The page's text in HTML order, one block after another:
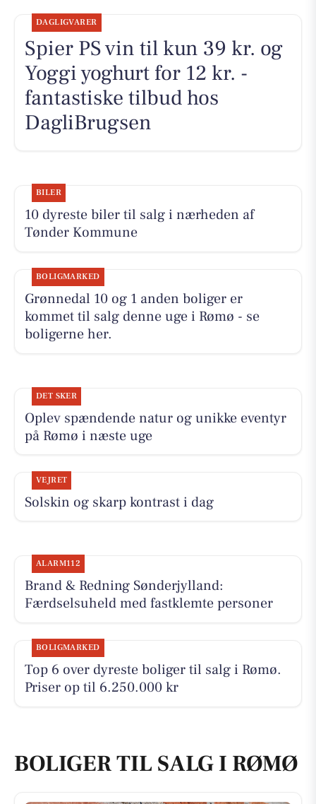
DAGLIGVARER
Spier PS vin til kun 39 kr. og
Yoggi yoghurt for 12 kr. -
fantastiske tilbud hos
DagliBrugsen
BILER
10 dyreste biler til salg i nærheden af
Tønder Kommune
BOLIGMARKED
Grønnedal 10 og 1 anden boliger er
kommet til salg denne uge i Rømø - se
boligerne her.
DET SKER
Oplev spændende natur og unikke eventyr
på Rømø i næste uge
VEJRET
Solskin og skarp kontrast i dag
ALARM112
Brand & Redning Sønderjylland:
Færdselsuheld med fastklemte personer
BOLIGMARKED
Top 6 over dyreste boliger til salg i Rømø.
Priser op til 6.250.000 kr
BOLIGER TIL SALG I RØMØ